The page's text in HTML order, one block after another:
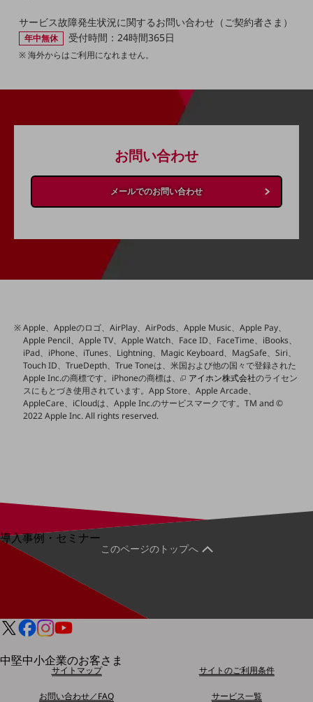
ドコモケータイ
通信モジュール製品
ドコモBiz データ無制限 ドコモ MAX ドコモ mini ドコモBiz かけ放題
home5Gプラン
モバイルサービス
端末の一元管理
セキュリティ
運用保守・故障紛失サポート
サービスをご利用中のお客さま
導入事例・セミナー
導入事例TOP
最新の導入事例や注目の導入事例をご紹介します
開催・出展する各種セミナー、イベント情報をご紹介します
中堅中小企業のお客さま
NTTドコモビジネスウォッチ
ビジネスお役立ち情報
サービス故障発生状況に関するお問い合わせ（ご契約者さま）
年中無休 受付時間：24時間365日
海外からはご利用になれません。
お問い合わせ
メールでのお問い合わせ
Apple、Appleのロゴ、AirPlay、AirPods、Apple Music、Apple Pay、
Apple Pencil、Apple TV、Apple Watch、Face ID、FaceTime、iBooks、
iPad、iPhone、iTunes、Lightning、Magic Keyboard、MagSafe、Siri、
Touch ID、TrueDepth、True Toneは、米国および他の国々で登録された
Apple Inc.の商標です。iPhoneの商標は、
アイホン株式会社のライセン
スにもとづき使用されています。App Store、Apple Arcade、
AppleCare、iCloudは、Apple Inc.のサービスマークです。TM and ©
2022 Apple Inc. All rights reserved.
このページのトップへ
サイトマップ サイトのご利用条件
お問い合わせ／FAQ サービス一覧